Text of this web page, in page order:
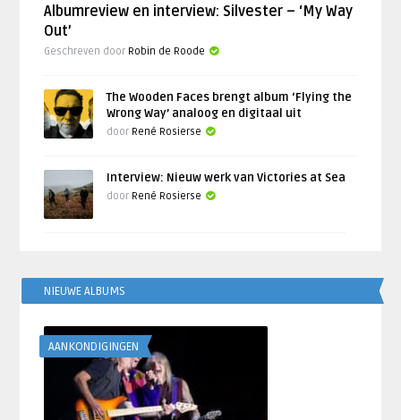
Albumreview en interview: Silvester – ‘My Way
Out’
Geschreven door Robin de Roode
The Wooden Faces brengt album ‘Flying the
Wrong Way’ analoog en digitaal uit
door René Rosierse
Interview: Nieuw werk van Victories at Sea
door René Rosierse
NIEUWE ALBUMS
AANKONDIGINGEN